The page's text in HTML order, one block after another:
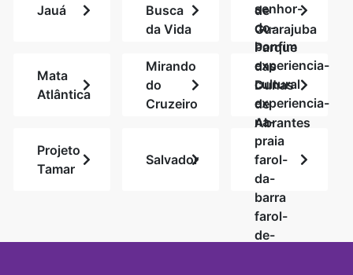
Jauá
Busca
da Vida
de
Guarajuba
Mata
Atlântica
Mirando
do
Cruzeiro
Parque
das
Dunas
de
Abrantes
Projeto
Tamar
Salvador
senhor-
do-
bonfim
experiencia-
cultural
experiencia-
na-
praia
farol-
da-
barra
farol-
de-